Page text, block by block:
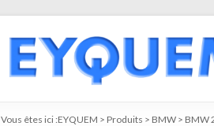
Vous êtes ici :EYQUEM > Produits > BMW > BMW